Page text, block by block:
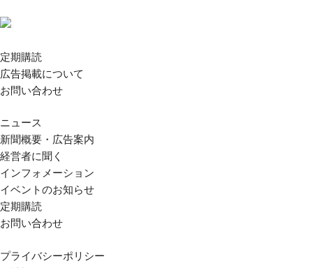
定期購読
広告掲載について
お問い合わせ
ニュース
新聞概要・広告案内
経営者に聞く
インフォメーション
イベントのお知らせ
定期購読
お問い合わせ
プライバシーポリシー